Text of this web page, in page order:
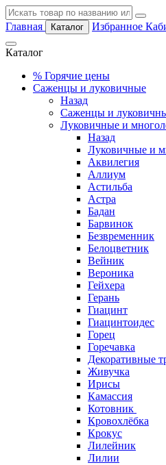
Главная Каталог Избранное
Каталог
% Горячие цены
Саженцы и луковичные
Назад
Саженцы и
Луковичные и
Назад
Луковичные и
Аквилегия
Аллиум
Астильба
Астра
Бадан
Барвинок
Безвременник
Белоцветник
Вейник
Вероника
Гейхера
Герань
Гиацинт
Гиацинтоидес
Горец
Горечавка
Декоративные
Живучка
Ирисы
Камассия
Котовник
Кровохлёбка
Крокус
Лилейник
Лилии